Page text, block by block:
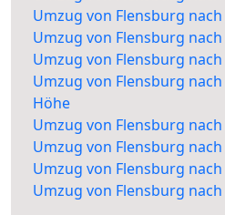
Umzug von Flensburg
Umzug von Flensburg
Umzug von Flensburg
Umzug von Flensburg
Höhe
Umzug von Flensburg
Umzug von Flensburg
Umzug von Flensburg
Umzug von Flensburg